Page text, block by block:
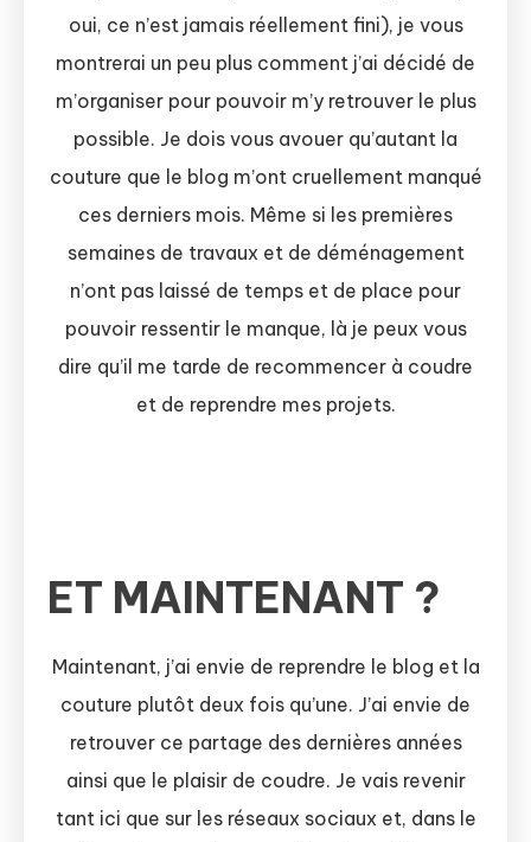
oui, ce n’est jamais réellement fini), je vous
montrerai un peu plus comment j’ai décidé de
m’organiser pour pouvoir m’y retrouver le plus
possible. Je dois vous avouer qu’autant la
couture que le blog m’ont cruellement manqué
ces derniers mois. Même si les premières
semaines de travaux et de déménagement
n’ont pas laissé de temps et de place pour
pouvoir ressentir le manque, là je peux vous
dire qu’il me tarde de recommencer à coudre
et de reprendre mes projets.
ET MAINTENANT ?
Maintenant, j’ai envie de reprendre le blog et la
couture plutôt deux fois qu’une. J’ai envie de
retrouver ce partage des dernières années
ainsi que le plaisir de coudre. Je vais revenir
tant ici que sur les réseaux sociaux et, dans le